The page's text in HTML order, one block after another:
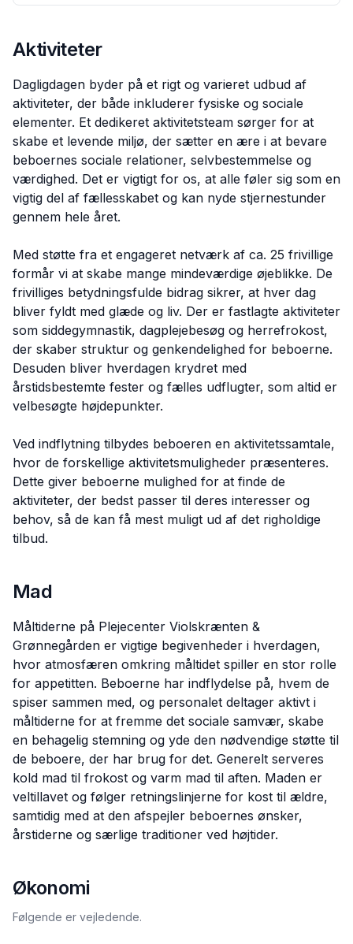
Aktiviteter
Dagligdagen byder på et rigt og varieret udbud af
aktiviteter, der både inkluderer fysiske og sociale
elementer. Et dedikeret aktivitetsteam sørger for at
skabe et levende miljø, der sætter en ære i at bevare
beboernes sociale relationer, selvbestemmelse og
værdighed. Det er vigtigt for os, at alle føler sig som en
vigtig del af fællesskabet og kan nyde stjernestunder
gennem hele året.
Med støtte fra et engageret netværk af ca. 25 frivillige
formår vi at skabe mange mindeværdige øjeblikke. De
frivilliges betydningsfulde bidrag sikrer, at hver dag
bliver fyldt med glæde og liv. Der er fastlagte aktiviteter
som siddegymnastik, dagplejebesøg og herrefrokost,
der skaber struktur og genkendelighed for beboerne.
Desuden bliver hverdagen krydret med
årstidsbestemte fester og fælles udflugter, som altid er
velbesøgte højdepunkter.
Ved indflytning tilbydes beboeren en aktivitetssamtale,
hvor de forskellige aktivitetsmuligheder præsenteres.
Dette giver beboerne mulighed for at finde de
aktiviteter, der bedst passer til deres interesser og
behov, så de kan få mest muligt ud af det righoldige
tilbud.
Mad
Måltiderne på Plejecenter Violskrænten &
Grønnegården er vigtige begivenheder i hverdagen,
hvor atmosfæren omkring måltidet spiller en stor rolle
for appetitten. Beboerne har indflydelse på, hvem de
spiser sammen med, og personalet deltager aktivt i
måltiderne for at fremme det sociale samvær, skabe
en behagelig stemning og yde den nødvendige støtte til
de beboere, der har brug for det. Generelt serveres
kold mad til frokost og varm mad til aften. Maden er
veltillavet og følger retningslinjerne for kost til ældre,
samtidig med at den afspejler beboernes ønsker,
årstiderne og særlige traditioner ved højtider.
Økonomi
Følgende er vejledende.